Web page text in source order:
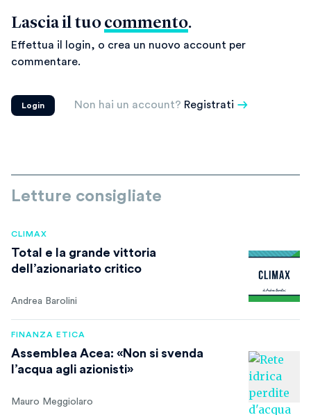
Lascia il tuo commento.
Effettua il login, o crea un nuovo account per
commentare.
Login Non hai un account? Registrati
Letture consigliate
CLIMAX
Total e la grande vittoria
dell’azionariato critico
Andrea Barolini
FINANZA ETICA
Assemblea Acea: «Non si svenda
l’acqua agli azionisti»
Mauro Meggiolaro